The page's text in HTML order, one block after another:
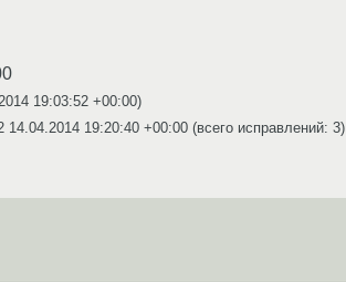
19:03:52 +00:00)
14.04.2014 19:20:40 +00:00 (всего исправлений: 3)